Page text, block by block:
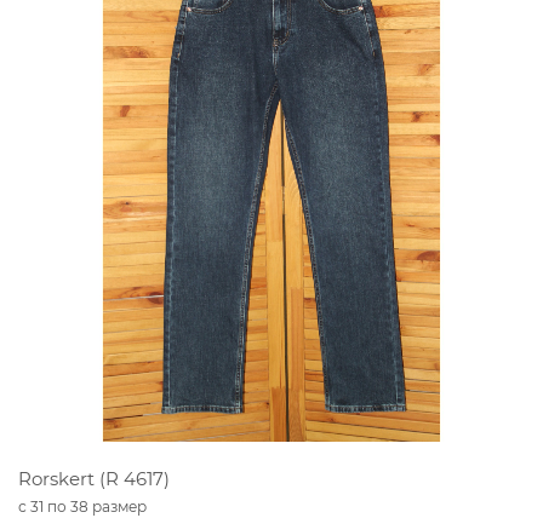
Rorskert (R 4617)
с 31 по 38 размер